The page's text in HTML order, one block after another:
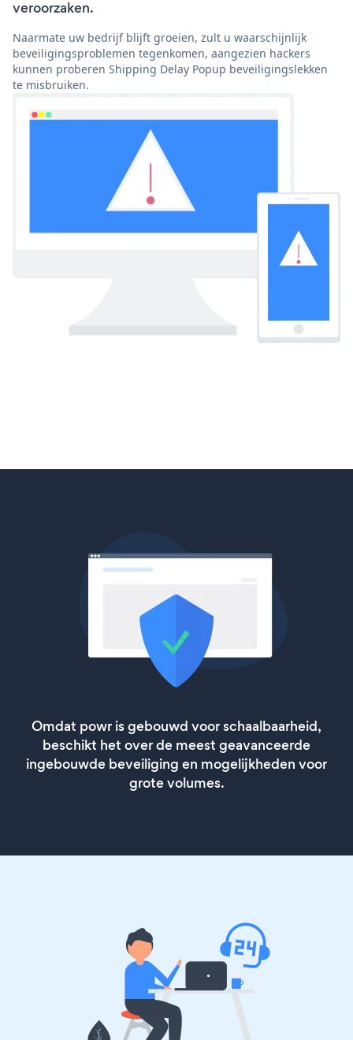
veroorzaken.
Naarmate uw bedrijf blijft groeien, zult u waarschijnlijk
beveiligingsproblemen tegenkomen, aangezien hackers
kunnen proberen Shipping Delay Popup beveiligingslekken
te misbruiken.
Omdat powr is gebouwd voor schaalbaarheid,
beschikt het over de meest geavanceerde
ingebouwde beveiliging en mogelijkheden voor
grote volumes.